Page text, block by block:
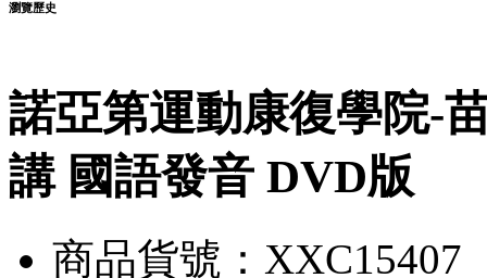
瀏覽歷史
諾亞第運動康復學院-
講 國語發音 DVD版
商品貨號：XXC15407